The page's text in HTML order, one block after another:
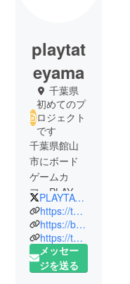
playtat
eyama
千葉県
初めてのプ
ロジェクト
です
千葉県館山
市にボード
ゲームカ
フェPLAYを
2020年3月に
OPEN!
現在、県内2
号店となる
「ボード
PLAYTATEYAMA
https://twitter.com/PLAYTATEYAMA
https://bodoge.hoobby.net/spaces/playtateyama
https://twitter.com/VANSISISHIGEU
メッセー
ジを送る